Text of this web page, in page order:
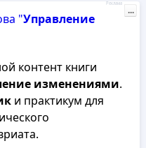
"Управление
контент книги
изменениями.
и практикум для
Реклама
...